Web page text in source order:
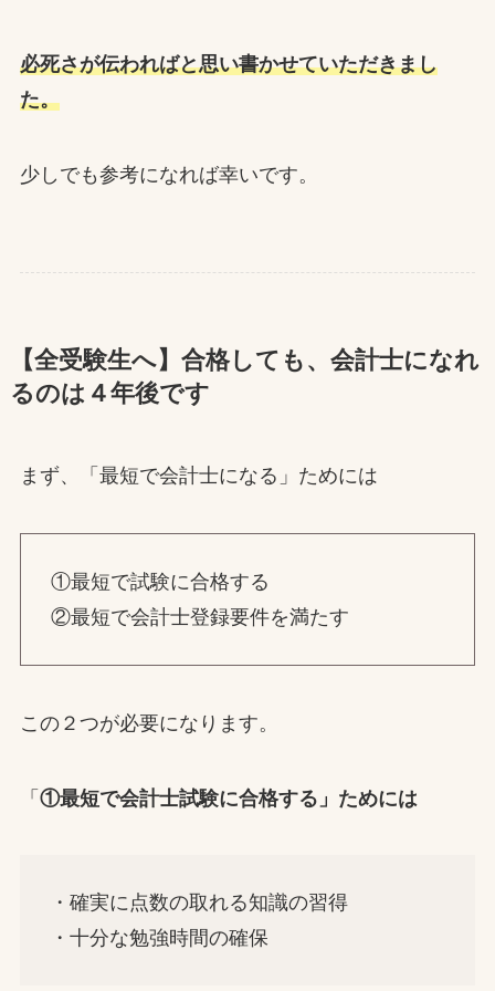
必死さが伝わればと思い書かせていただきまし
た。
少しでも参考になれば幸いです。
【全受験生へ】合格しても、会計士になれ
るのは４年後です
まず、「最短で会計士になる」ためには
①最短で試験に合格する
②最短で会計士登録要件を満たす
この２つが必要になります。
「 ①最短で会計士試験に合格する」ためには
・確実に点数の取れる知識の習得
・十分な勉強時間の確保